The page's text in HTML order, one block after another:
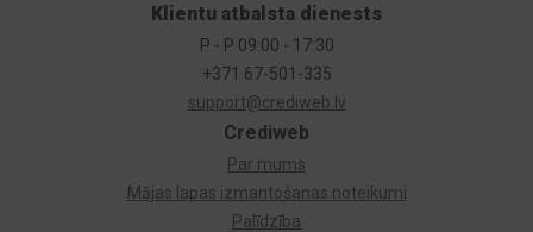
Crediweb
Par mums
Mājas lapas izmantošanas noteikumi
Palīdzība
Klientu atbalsta dienests
P - P 09:00 - 17:30
+371 67-501-335
support@crediweb.lv